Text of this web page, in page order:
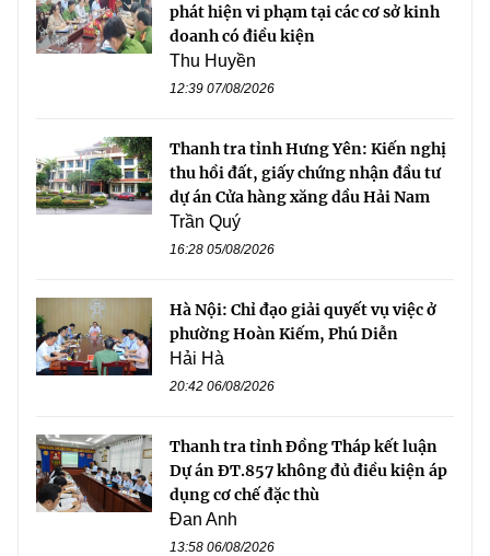
phát hiện vi phạm tại các cơ sở kinh
doanh có điều kiện
Thu Huyền
12:39 07/08/2026
Thanh tra tỉnh Hưng Yên: Kiến nghị
thu hồi đất, giấy chứng nhận đầu tư
dự án Cửa hàng xăng dầu Hải Nam
Trần Quý
16:28 05/08/2026
Hà Nội: Chỉ đạo giải quyết vụ việc ở
phường Hoàn Kiếm, Phú Diễn
Hải Hà
20:42 06/08/2026
Thanh tra tỉnh Đồng Tháp kết luận
Dự án ĐT.857 không đủ điều kiện áp
dụng cơ chế đặc thù
Đan Anh
13:58 06/08/2026